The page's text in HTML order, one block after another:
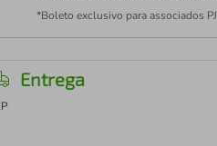
*Boleto exclusivo para associados PJ
Entrega